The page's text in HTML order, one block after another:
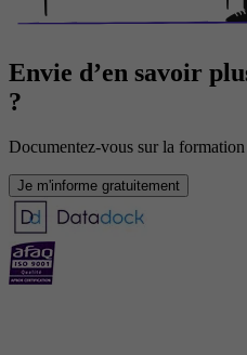
Envie d’en savoir
?
Documentez-vous sur la formation
Je m'informe gratuitement